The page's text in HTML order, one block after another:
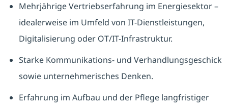
Mehrjährige Vertriebserfahrung im Energiesektor –
idealerweise im Umfeld von IT-Dienstleistungen,
Digitalisierung oder OT/IT-Infrastruktur.
Starke Kommunikations- und Verhandlungsgeschick
sowie unternehmerisches Denken.
Erfahrung im Aufbau und der Pflege langfristiger